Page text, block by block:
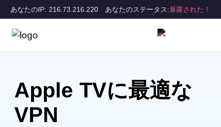
あなたのIP: 216.73.216.220 あなたのステータス:暴露された！
Apple TVに最適な
VPN